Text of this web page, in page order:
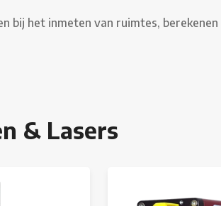
bij het inmeten van ruimtes,
& Lasers